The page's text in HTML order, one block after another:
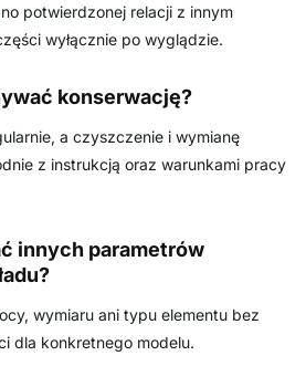
potwierdzonej relacji z innym
wyłącznie po wyglądzie.
konserwację?
a czyszczenie i wymianę
z instrukcją oraz warunkami pracy
innych parametrów
wymiaru ani typu elementu bez
dla konkretnego modelu.